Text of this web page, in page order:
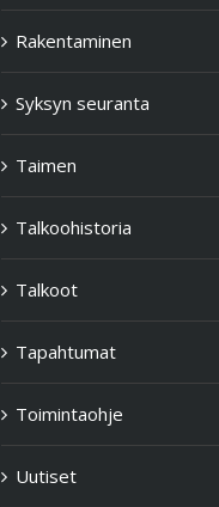
Rakentaminen
Syksyn seuranta
Taimen
Talkoohistoria
Talkoot
Tapahtumat
Toimintaohje
Uutiset